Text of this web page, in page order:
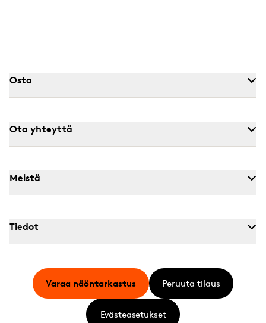
Osta
Ota yhteyttä
Meistä
Tiedot
Varaa näöntarkastus Peruuta tilaus
Evästeasetukset